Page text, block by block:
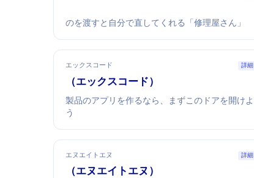
GitHubのIssueを渡すと自分で直してくれる「AI修理屋さん」
エックスコード 詳細
Xcode（エックスコード）
Apple製品のアプリを作るなら、まずこのドアを開けよ
う
エヌエイトエヌ 詳細
n8n（エヌエイトエヌ）